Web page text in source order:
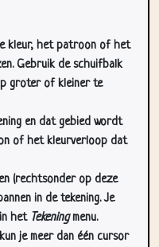
kleur, het patroon of het
Gebruik de schuifbalk
groter of kleiner te
en dat gebied wordt
of het kleurverloop dat
(rechtsonder op deze
in de tekening. Je
het Tekeningmenu.
je meer dan één cursor